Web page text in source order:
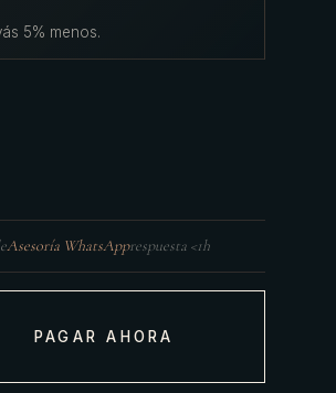
5% menos.
Asesoría WhatsApprespuesta <1h
PAGAR AHORA